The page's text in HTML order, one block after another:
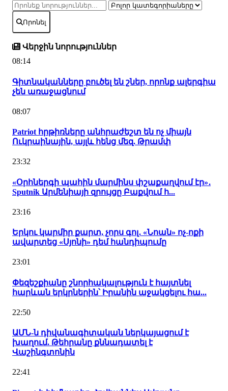
Որոնել
Վերջին նորություններ
08:14
Գիտնականները բուծել են շներ, որոնք ալերգիա
չեն առաջացնում
08:07
Patriot հրթիռները անհրաժեշտ են ոչ միայն
Ուկրաինային, այլև հենց մեզ. Թրամփ
23:32
«Օրհներգի պահին մարմինս փշաքաղվում էր»․
Sputnik Արմենիայի զրույցը Բաքվում հ...
23:16
Երկու կարմիր քարտ, չորս գոլ․ «Նոան» ոչ-ոքի
ավարտեց «Սյոնի» դեմ հանդիպումը
23:01
Փեզեշքիանը շնորհակալություն է հայտնել
հարևան երկրներին՝ Իրանին աջակցելու հա...
22:50
ԱՄՆ-ն դիվանագիտական ներկայացում է
խաղում. Թեհրանը քննադատել է
Վաշինգտոնին
22:41